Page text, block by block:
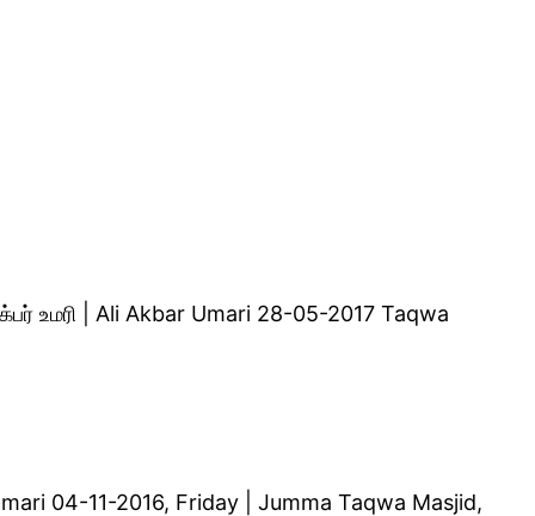
உமரி | Ali Akbar Umari 28-05-2017 Taqwa
04-11-2016, Friday | Jumma Taqwa Masjid,